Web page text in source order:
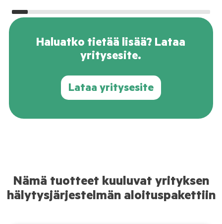
Haluatko tietää lisää? Lataa
yritysesite.
Lataa yritysesite
Nämä tuotteet kuuluvat yrityksen
hälytysjärjestelmän aloituspakettiin